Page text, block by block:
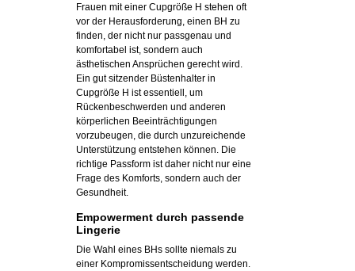
Frauen mit einer Cupgröße H stehen oft
vor der Herausforderung, einen BH zu
finden, der nicht nur passgenau und
komfortabel ist, sondern auch
ästhetischen Ansprüchen gerecht wird.
Ein gut sitzender Büstenhalter in
Cupgröße H ist essentiell, um
Rückenbeschwerden und anderen
körperlichen Beeinträchtigungen
vorzubeugen, die durch unzureichende
Unterstützung entstehen können. Die
richtige Passform ist daher nicht nur eine
Frage des Komforts, sondern auch der
Gesundheit.
Empowerment durch passende
Lingerie
Die Wahl eines BHs sollte niemals zu
einer Kompromissentscheidung werden.